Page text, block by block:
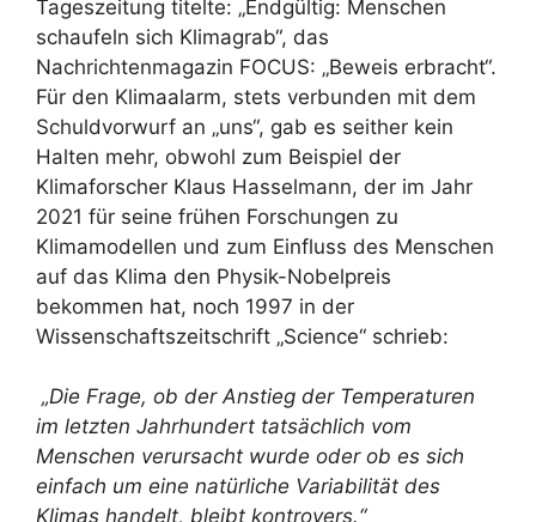
Tageszeitung titelte: „Endgültig: Menschen
schaufeln sich Klimagrab“, das
Nachrichtenmagazin FOCUS: „Beweis erbracht“.
Für den Klimaalarm, stets verbunden mit dem
Schuldvorwurf an „uns“, gab es seither kein
Halten mehr, obwohl zum Beispiel der
Klimaforscher Klaus Hasselmann, der im Jahr
2021 für seine frühen Forschungen zu
Klimamodellen und zum Einfluss des Menschen
auf das Klima den Physik-Nobelpreis
bekommen hat, noch 1997 in der
Wissenschaftszeitschrift „Science“ schrieb:
„Die Frage, ob der Anstieg der Temperaturen
im letzten Jahrhundert tatsächlich vom
Menschen verursacht wurde oder ob es sich
einfach um eine natürliche Variabilität des
Klimas handelt, bleibt kontrovers.“